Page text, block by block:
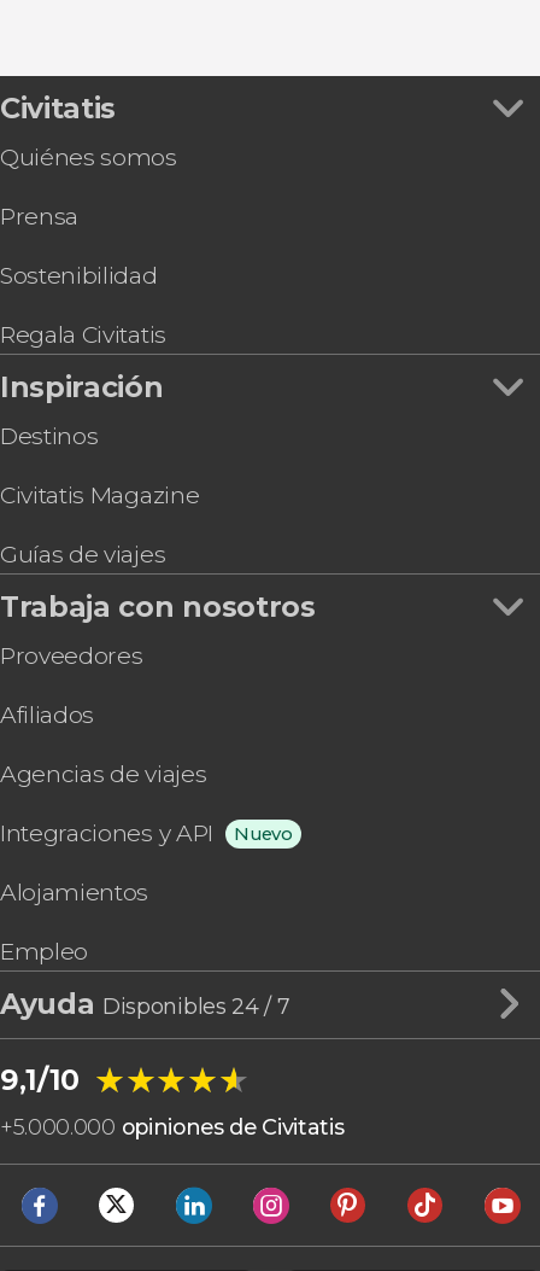
Civitatis
Quiénes somos
Prensa
Sostenibilidad
Regala Civitatis
Inspiración
Destinos
Civitatis Magazine
Guías de viajes
Trabaja con nosotros
Proveedores
Afiliados
Agencias de viajes
Integraciones y API Nuevo
Alojamientos
Empleo
Ayuda Disponibles 24 / 7
9,1/10 ★★★★★
★★★★★
+5.000.000 opiniones de Civitatis